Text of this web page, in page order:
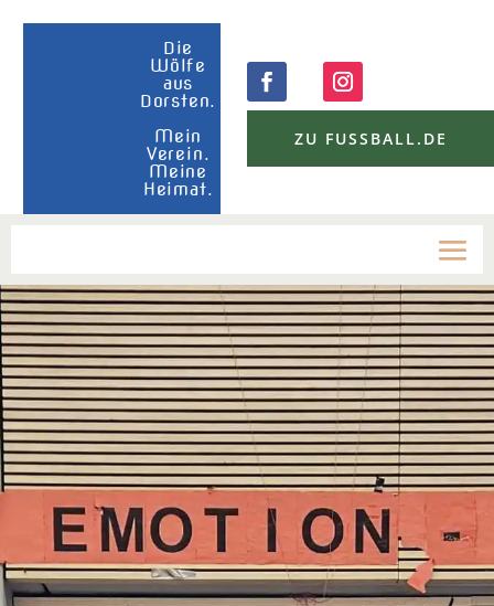
Die
Wölfe
aus
Dorsten.
Mein
Verein.
Meine
Heimat.
ZU FUSSBALL.DE